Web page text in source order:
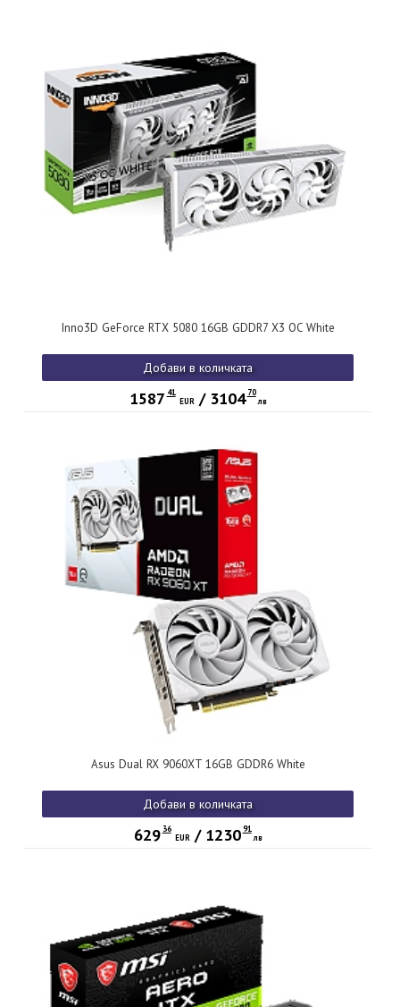
Inno3D GeForce RTX 5080 16GB GDDR7 X3 OC White
Добави в количката
1587 41
EUR/ 3104 70
лв
Asus Dual RX 9060XT 16GB GDDR6 White
Добави в количката
629 36
EUR/ 1230 91
лв